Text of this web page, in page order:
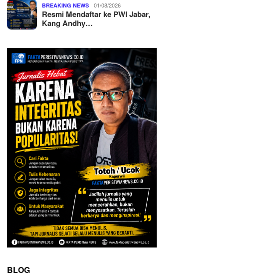
BREAKING NEWS 01/08/2026
Resmi Mendaftar ke PWI Jabar,
Kang Andhy…
BLOG